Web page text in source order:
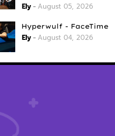
Care
Ely August 05, 2026
Hyperwulf - FaceTime
Ely August 04, 2026